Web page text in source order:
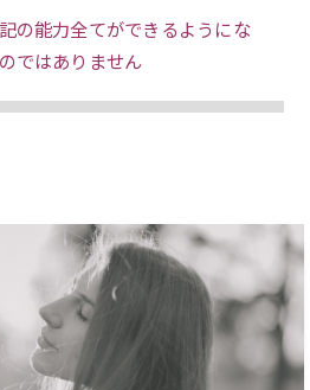
の能力全てができるようにな
ではありません